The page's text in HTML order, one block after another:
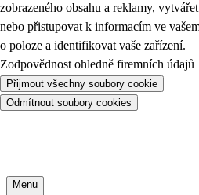
zobrazeného obsahu a reklamy,
nebo přistupovat k informacím ve
o poloze a identifikovat vaše zařízení.
Zodpovědnost ohledně firemních údajů
Přijmout všechny soubory cookie
Odmítnout soubory cookies
Menu